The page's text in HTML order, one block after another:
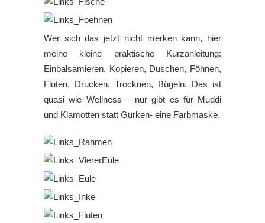
Wer sich das jetzt nicht merken kann, hier
meine kleine praktische Kurzanleitung:
Einbalsamieren, Kopieren, Duschen, Föhnen,
Fluten, Drucken, Trocknen, Bügeln. Das ist
quasi wie Wellness – nur gibt es für Muddi
und Klamotten statt Gurken- eine Farbmaske.